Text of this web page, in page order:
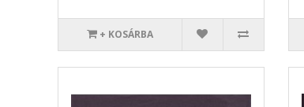
+ KOSÁRBA